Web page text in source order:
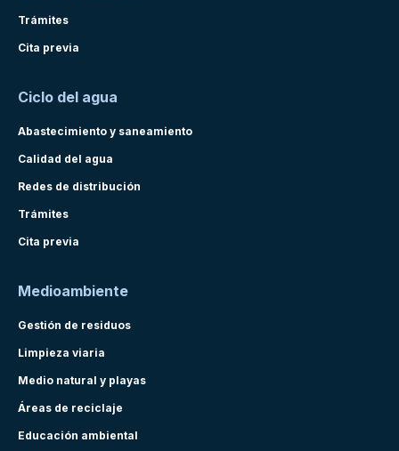
Trámites
Cita previa
Ciclo del agua
Abastecimiento y saneamiento
Calidad del agua
Redes de distribución
Trámites
Cita previa
Medioambiente
Gestión de residuos
Limpieza viaria
Medio natural y playas
Áreas de reciclaje
Educación ambiental